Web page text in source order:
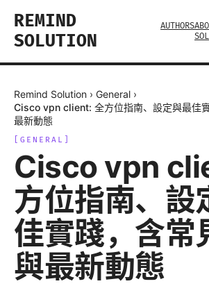
REMIND
SOLUTION
AUTHORS
Remind Solution › General ›
Cisco vpn client: 全方位指南、設定與最佳
最新動態
GENERAL
Cisco vpn
方位指南、設
佳實踐，含常
與最新動態